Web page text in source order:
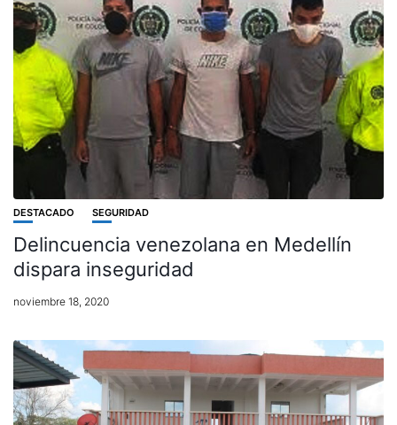
DESTACADO SEGURIDAD
Delincuencia venezolana en Medellín
dispara inseguridad
noviembre 18, 2020